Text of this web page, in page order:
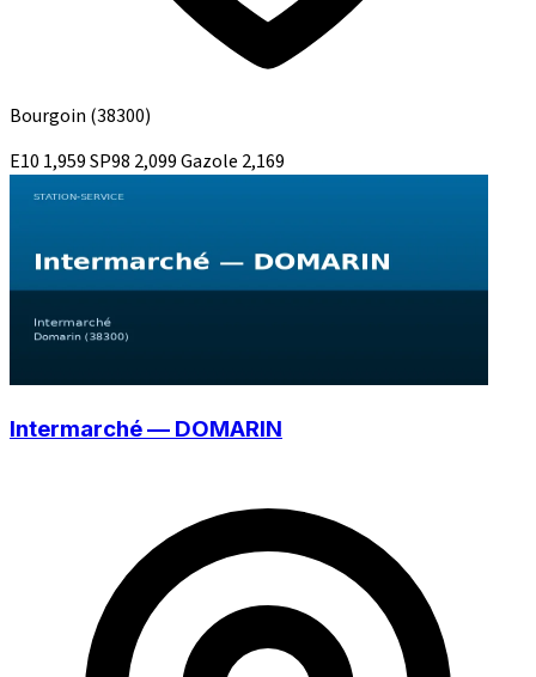
Bourgoin (38300)
E10 1,959SP98 2,099Gazole 2,169
Intermarché — DOMARIN